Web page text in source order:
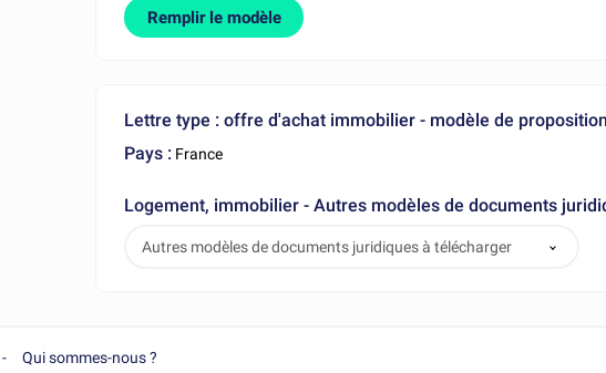
Remplir le modèle
Lettre type : offre d'achat immobilier - modèle de
Pays : France
Logement, immobilier - Autres modèles de documents
Autres modèles de documents juridiques à télécharger
Qui sommes-nous ?